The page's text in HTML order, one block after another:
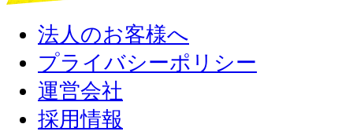
法人のお客様へ
プライバシーポリシー
運営会社
採用情報